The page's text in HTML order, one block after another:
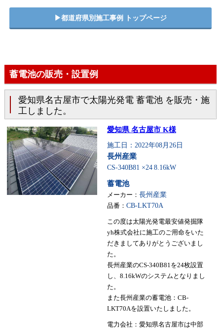
▶︎都道府県別施工事例 トップページ
蓄電池の販売・設置例
愛知県名古屋市で太陽光発電 蓄電池 を販売・施
工しました。
愛知県 名古屋市 K様
施工日：2022年08月26日
長州産業
CS-340B81 ×24 8.16kW
蓄電池
メーカー： 長州産業
品番： CB-LKT70A
この度は太陽光発電最安値発掘隊
yh株式会社に施工のご用命をいた
だきましてありがとうございまし
た。
長州産業のCS-340B81を24枚設置
し、8.16kWのシステムとなりまし
た。
また長州産業の蓄電池：CB-
LKT70Aを設置いたしました。
電力会社：愛知県名古屋市は中部